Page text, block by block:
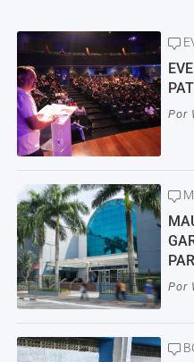
Por
Por